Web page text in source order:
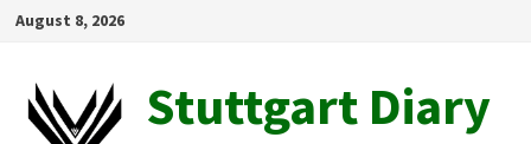
Zum
springen
August 8, 2026
Stuttgart Diary